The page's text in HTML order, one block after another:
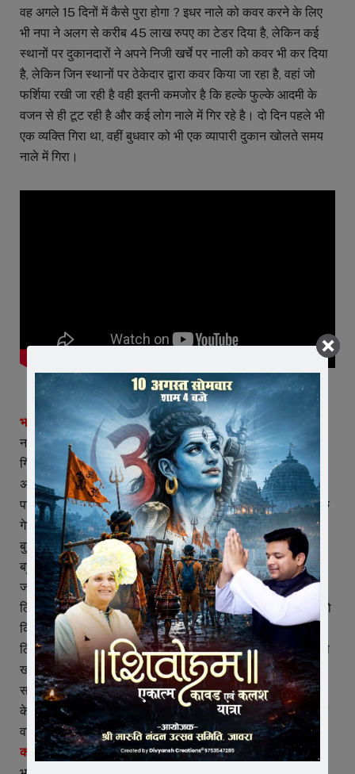
वह अगले 15 दिनों में कैसे पुरा होगा ? इधर नाले को कवर करने के लिए
भी नपा ने अलग से करीब 45 लाख रुपए का टेडर दिया है, लेकिन कई
स्थानों पर दुकानदारों ने अपने निजी खर्चे पर नाली को कवर भी कर दिया
है, लेकिन जिन स्थानों पर ठेकेदार द्वारा कवर किया जा रहा है, वहां जो
फर्शिया रखी जा रही है वही इतनी कमजोर है कि हल्के फुल्के आदमी के
वजन से ही टूट रही है और कई लोग नाले में गिर रहे है। दो दिन पहले भी
एक व्यक्ति गिरा था, वहीं बुधवार को भी एक व्यापारी दुकान खोलते समय
नाले में गिरा।
भाजपा पार्षदों ने किया हंगामा –
नाले निर्माण में ठेकेदार अत्हरउद्दीन द्वारा छोड़ी गई खामियों और नाले में
गिरते लोगों की शिकायतों के बाद बुधवार को विधायक प्रतिनिधि
अजयसिंह भाटी, नपा पार्षद रजत सोनी, अनिल मोदी, शिवेन्द्र माथुर और
पार्षद प्रतिनिधि सोनु यादव ने संजय काम्पलेक्स से लेकर यशवंत नगर के
गेट तक खुले पड़े नाले का निरीक्षण और मौके पर नपा एई शुभम सोनी को
बुलाकर खामियां बताई और मौके पर पड़े मटेरियल की जांच तो मटेरियल
बहुत ही घटिया क्वालिटी का मिला। भाजपा पार्षदों ने बताया कि 16
जनवरी को हुए नपा के साधारण सम्मेलन में उक्त ठेकेदार को ब्लैक
लिस्टेड करने की मांग की थी, लेकिन उसे एक माह का समय दिया था, जो
कि 16 फरवरी को पुरा हो रहा है, यदि तब तक नाला पूरा हो जाता है तो
ठिक नहीं तो ठेकेदार को ब्लैक लिस्टेड करवा कर ही दम लेंगे। इधर अभी
खाचरौद नाका स्थित गाडोलिया बस्ती के पीछे तथा कंचन टाकिज के
सामने तो इस नाले का काम भी शुरु नहीं हुआ है। वहीं संजय काम्पलेक्स
के आगे की भी कुछ दुकानों के बाहर का काम करना बाकी है। ऐसे में आने
वाले 15 दिनों में काम पूरा होना मुश्किल है।
कवरिंग का भी कर दिया भुगतान –